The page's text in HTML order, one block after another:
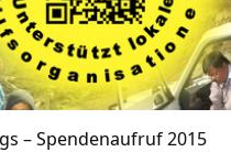
– Spendenaufruf 2015